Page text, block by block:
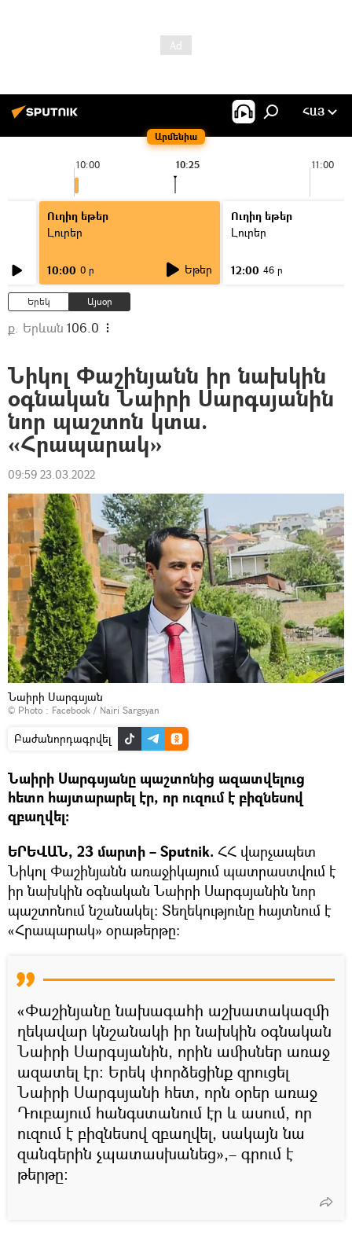
Արմենիա
ՀԱՅ
10:00 11:00
10:25
Ուղիղ եթեր
Լուրեր
10:00 0 ր Եթեր
Ուղիղ եթեր
Լուրեր
12:00 46 ր
Երեկ Այսօր
ք. Երևան 106.0
Նիկոլ Փաշինյանն իր նախկին
օգնական Նաիրի Սարգսյանին
նոր պաշտոն կտա.
«Հրապարակ»
09:59 23.03.2022
Նաիրի Սարգսյան
© Photo : Facebook / Nairi Sargsyan
Բաժանորդագրվել
Նաիրի Սարգսյանը պաշտոնից ազատվելուց
հետո հայտարարել էր, որ ուզում է բիզնեսով
զբաղվել։
ԵՐԵՎԱՆ, 23 մարտի – Sputnik. ՀՀ վարչապետ
Նիկոլ Փաշինյանն առաջիկայում պատրաստվում է
իր նախկին օգնական Նաիրի Սարգսյանին նոր
պաշտոնում նշանակել։ Տեղեկությունը հայտնում է
«Հրապարակ» օրաթերթը։
«Փաշինյանը նախագահի աշխատակազմի
ղեկավար կնշանակի իր նախկին օգնական
Նաիրի Սարգսյանին, որին ամիսներ առաջ
ազատել էր։ Երեկ փորձեցինք զրուցել
Նաիրի Սարգսյանի հետ, որն օրեր առաջ
Դուբայում հանգստանում էր և ասում, որ
ուզում է բիզնեսով զբաղվել, սակայն նա
զանգերին չպատասխանեց»,– գրում է
թերթը։